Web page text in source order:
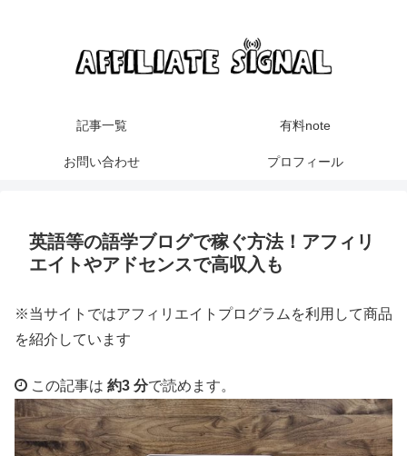
記事一覧 有料note
お問い合わせ プロフィール
英語等の語学ブログで稼ぐ方法！アフィリ
エイトやアドセンスで高収入も
※当サイトではアフィリエイトプログラムを利用して商品
を紹介しています
この記事は 約3 分で読めます。